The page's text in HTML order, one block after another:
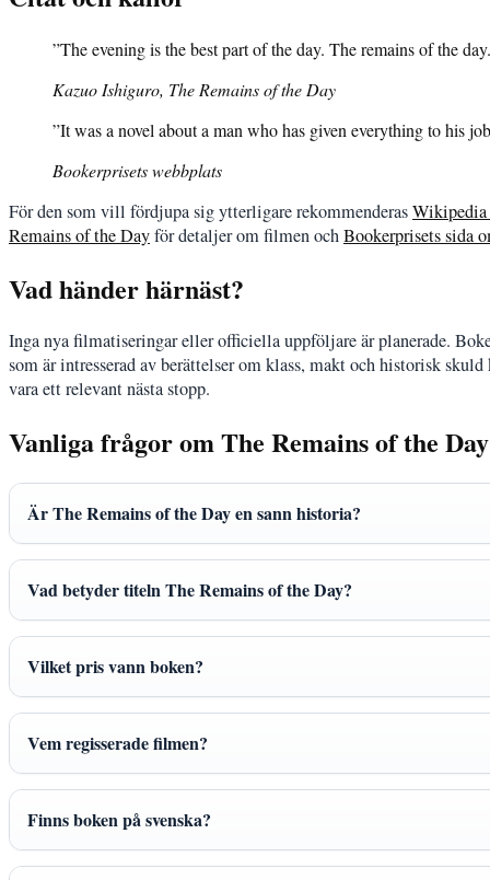
”The evening is the best part of the day. The remains of the
Kazuo Ishiguro, The Remains of the Day
”It was a novel about a man who has given everything to his
Bookerprisets webbplats
För den som vill fördjupa sig ytterligare rekommenderasWikipedia
Remains of the Dayför detaljer om filmen ochBookerprisets sida
Vad händer härnäst?
Inga nya filmatiseringar eller officiella uppföljare är planerade.
som är intresserad av berättelser om klass, makt och historisk
vara ett relevant nästa stopp.
Vanliga frågor om The Remains of the Day
Är The Remains of the Day en sann historia?
Vad betyder titeln The Remains of the Day?
Vilket pris vann boken?
Vem regisserade filmen?
Finns boken på svenska?